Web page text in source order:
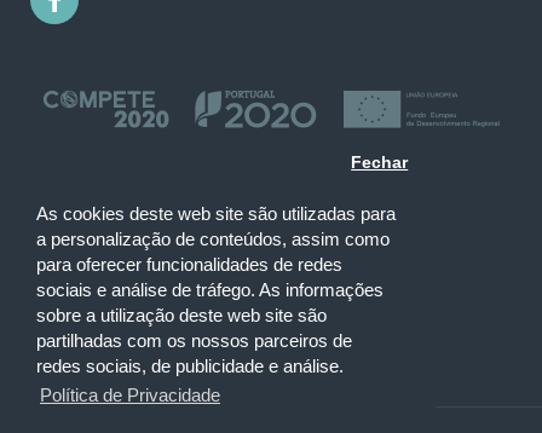
As cookies deste web site são utilizadas para
a personalização de conteúdos, assim como
para oferecer funcionalidades de redes
sociais e análise de tráfego. As informações
sobre a utilização deste web site são
partilhadas com os nossos parceiros de
redes sociais, de publicidade e análise.
Política de Privacidade
Fechar